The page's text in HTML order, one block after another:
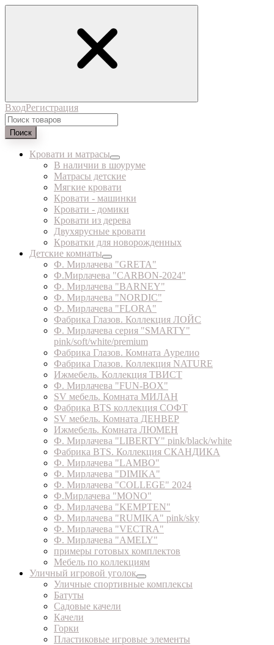
ВходРегистрация
Поиск
Кровати и матрасы
В наличии в шоуруме
Матрасы детские
Мягкие кровати
Кровати - машинки
Кровати - домики
Кровати из дерева
Двухярусные кровати
Кроватки для новорожденных
Детские комнаты
Ф. Мирлачева "GRETA"
Ф.Мирлачева "CARBON-2024"
Ф. Мирлачева "BARNEY"
Ф. Мирлачева "NORDIC"
Ф. Мирлачева "FLORA"
Фабрика Глазов. Коллекция ЛОЙС
Ф. Мирлачева серия "SMARTY"
pink/soft/white/premium
Фабрика Глазов. Комната Аурелио
Фабрика Глазов. Коллекция NATURE
Ижмебель. Коллекция ТВИСТ
Ф. Мирлачева "FUN-BOX"
SV мебель. Комната МИЛАН
Фабрика BTS коллекция СОФТ
SV мебель. Комната ДЕНВЕР
Ижмебель. Комната ЛЮМЕН
Ф. Мирлачева "LIBERTY" pink/black/white
Фабрика BTS. Коллекция СКАНДИКА
Ф. Мирлачева "LAMBO"
Ф. Мирлачева "DIMIKA"
Ф. Мирлачева "COLLEGE" 2024
Ф.Мирлачева "MONO"
Ф. Мирлачева "KEMPTEN"
Ф. Мирлачева "RUMIKA" pink/sky
Ф. Мирлачева "VECTRA"
Ф. Мирлачева "AMELY"
примеры готовых комплектов
Мебель по коллекциям
Уличный игровой уголок
Уличные спортивные комплексы
Батуты
Садовые качели
Качели
Горки
Пластиковые игровые элементы